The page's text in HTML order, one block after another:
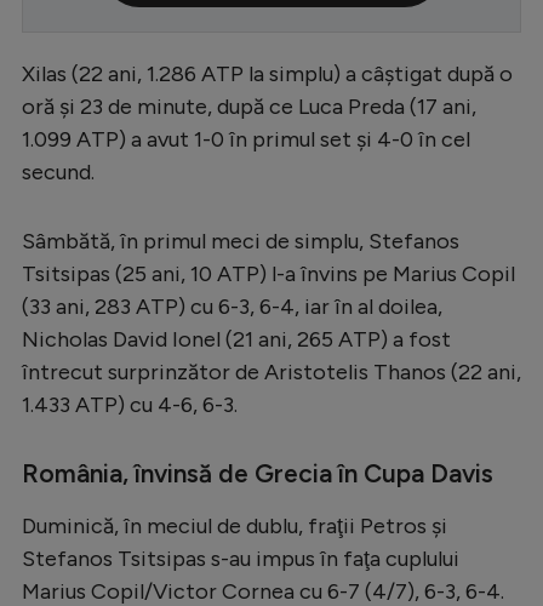
Bundesliga
Ligue 1
EURO 2024
Stranieri
Clasamente
Tenis
Handbal
Natație
Xilas (22 ani, 1.286 ATP la simplu) a câştigat după o
oră şi 23 de minute, după ce Luca Preda (17 ani,
1.099 ATP) a avut 1-0 în primul set şi 4-0 în cel
secund.
Sâmbătă, în primul meci de simplu, Stefanos
Tsitsipas (25 ani, 10 ATP) l-a învins pe Marius Copil
(33 ani, 283 ATP) cu 6-3, 6-4, iar în al doilea,
Nicholas David Ionel (21 ani, 265 ATP) a fost
întrecut surprinzător de Aristotelis Thanos (22 ani,
1.433 ATP) cu 4-6, 6-3.
România, învinsă de Grecia în Cupa Davis
Duminică, în meciul de dublu, fraţii Petros şi
Stefanos Tsitsipas s-au impus în faţa cuplului
Marius Copil/Victor Cornea cu 6-7 (4/7), 6-3, 6-4.